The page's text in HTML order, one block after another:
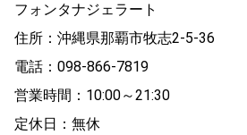
フォンタナジェラート
住所：沖縄県那覇市牧志2-5-36
電話：098-866-7819
営業時間：10:00～21:30
定休日：無休